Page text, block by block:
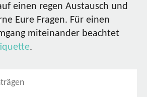
einen regen Austausch und
Eure Fragen. Für einen
miteinander beachtet
.